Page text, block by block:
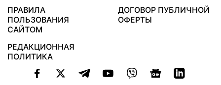
ПРАВИЛА
ПОЛЬЗОВАНИЯ
САЙТОМ
ДОГОВОР ПУБЛИЧНОЙ
ОФЕРТЫ
РЕДАКЦИОННАЯ
ПОЛИТИКА